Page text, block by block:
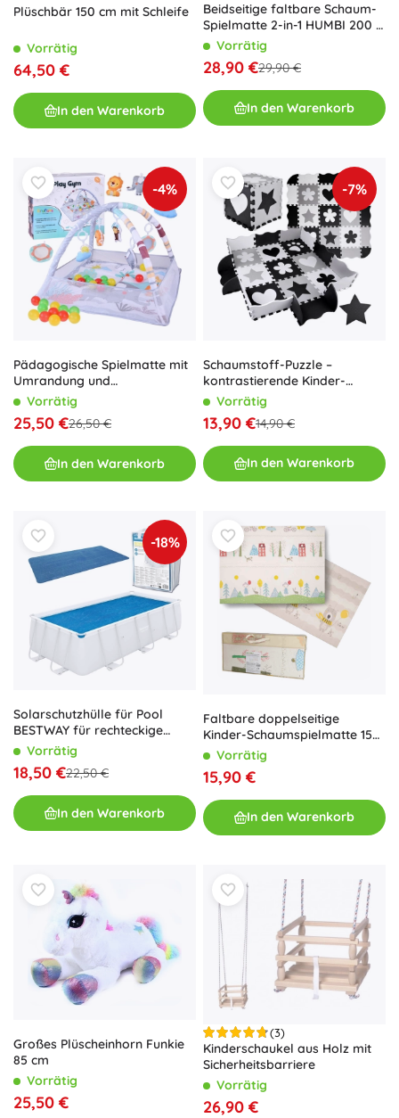
Plüschbär 150 cm mit Schleife
Vorrätig
64,50 €
In den Warenkorb
Beidseitige faltbare Schaum-
Spielmatte 2-in-1 HUMBI 200 ×
180 cm mit Klettkanten
Vorrätig
28,90 €29,90 €
In den Warenkorb
-4%
Pädagogische Spielmatte mit
Umrandung und
Hängespielzeugen, bunte
Vorrätig
25,50 €26,50 €
In den Warenkorb
-7%
Schaumstoff-Puzzle –
kontrastierende Kinder-
Spielmatte Formen 120 × 120
Vorrätig
13,90 €14,90 €
In den Warenkorb
-18%
Solarschutzhülle für Pool
BESTWAY für rechteckige
Pools 3,80 × 1,80 m
Vorrätig
18,50 €22,50 €
In den Warenkorb
Faltbare doppelseitige
Kinder-Schaumspielmatte 150
× 200 cm – Bäume und Bären
Vorrätig
15,90 €
In den Warenkorb
Großes Plüscheinhorn Funkie
85 cm
Vorrätig
25,50 €
(3)
Kinderschaukel aus Holz mit
Sicherheitsbarriere
Vorrätig
26,90 €